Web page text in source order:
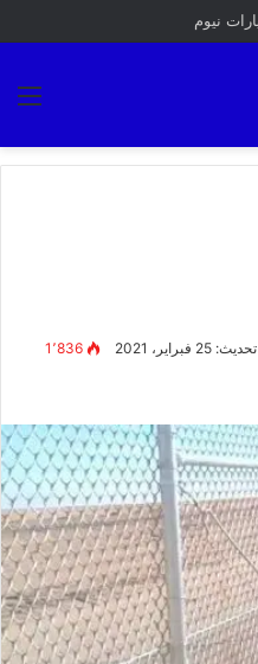
25 فبراير، 2021 1٬836